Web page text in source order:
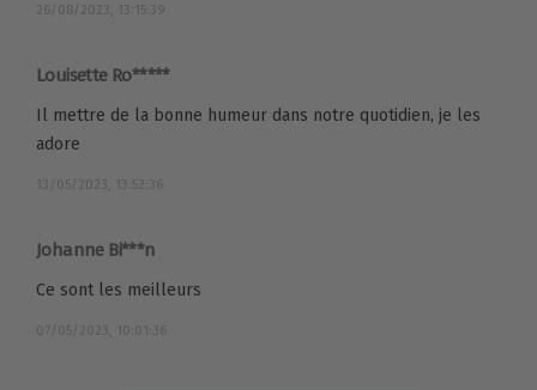
26/08/2023, 13:15:39
Louisette Ro*****
Il mettre de la bonne humeur dans notre quotidien, je les
adore
13/05/2023, 13:52:36
Johanne Bi***n
Ce sont les meilleurs
07/05/2023, 10:01:36